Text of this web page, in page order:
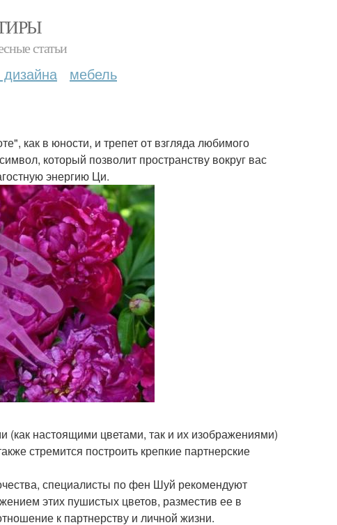
статьи
мебель
как в юности, и трепет от взгляда любимого
который позволит пространству вокруг вас
энергию Ци.
(как настоящими цветами, так и их изображениями)
стремится построить крепкие партнерские
специалисты по фен Шуй рекомендуют
этих пушистых цветов, разместив ее в
к партнерству и личной жизни.